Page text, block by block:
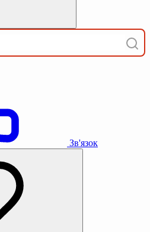
Зв'язок